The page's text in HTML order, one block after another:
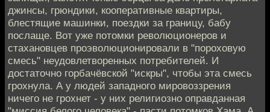
джинсы, грюндики, кооперативные квартиры,
блестящие машинки, поездки за границу, бабу
послаще. Вот уже потомки революционеров и
стахановцев проэволюционировали в "пороховую
смесь" неудовлетворенных потребителей. И
достаточно горбачёвской "искры", чтобы эта смесь
грохнула. А у людей западного мировоззрения
ничего не грохнет - у них религиозно оправданная